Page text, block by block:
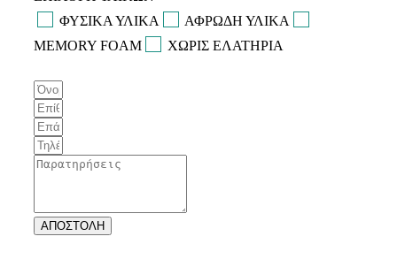
ΦΥΣΙΚΑ ΥΛΙΚΑ
ΑΦΡΩΔΗ ΥΛΙΚΑ
MEMORY FOAM
ΧΩΡΙΣ ΕΛΑΤΗΡΙΑ
ΑΠΟΣΤΟΛΗ